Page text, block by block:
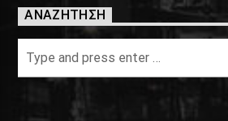
ΑΝΑΖΉΤΗΣΗ